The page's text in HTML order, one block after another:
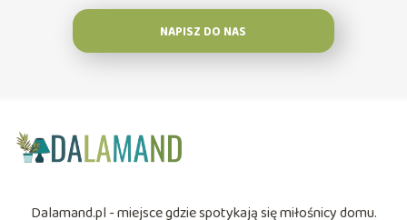
NAPISZ DO NAS
Dalamand.pl - miejsce gdzie spotykają się miłośnicy domu.